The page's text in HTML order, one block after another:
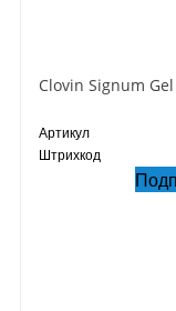
Артикул
Штрихкод